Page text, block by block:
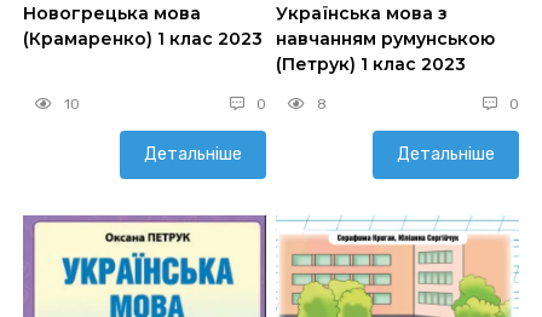
Новогрецька мова
(Крамаренко) 1 клас 2023
10 0
Детальніше
Українська мова з
навчанням румунською
(Петрук) 1 клас 2023
8 0
Детальніше